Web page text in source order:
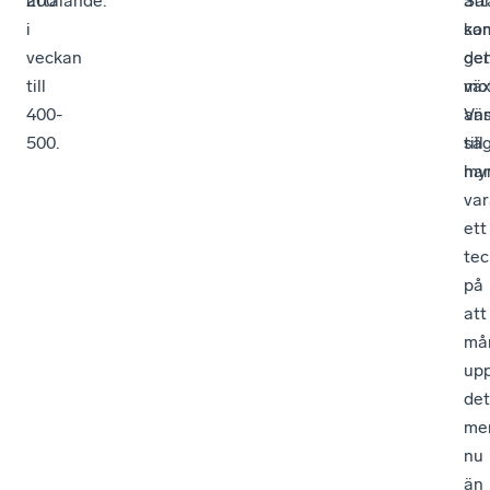
i
veckan
till
400-
500.
det
till
ett
på
att
det
nu
än